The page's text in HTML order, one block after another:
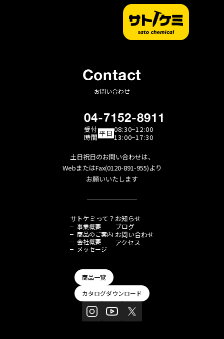
Contact
お問い合わせ
04-7152-8911
受付
時間平日 08:30−12:00
13:00−17:30
土日祝日のお問い合わせは、
WebまたはFax(0120-891-955)より
お願いいたします
サトケミって？
事業概要
商品のご案内
会社概要
メッセージ
お知らせ
ブログ
お問い合わせ
アクセス
商品一覧
カタログダウンロード